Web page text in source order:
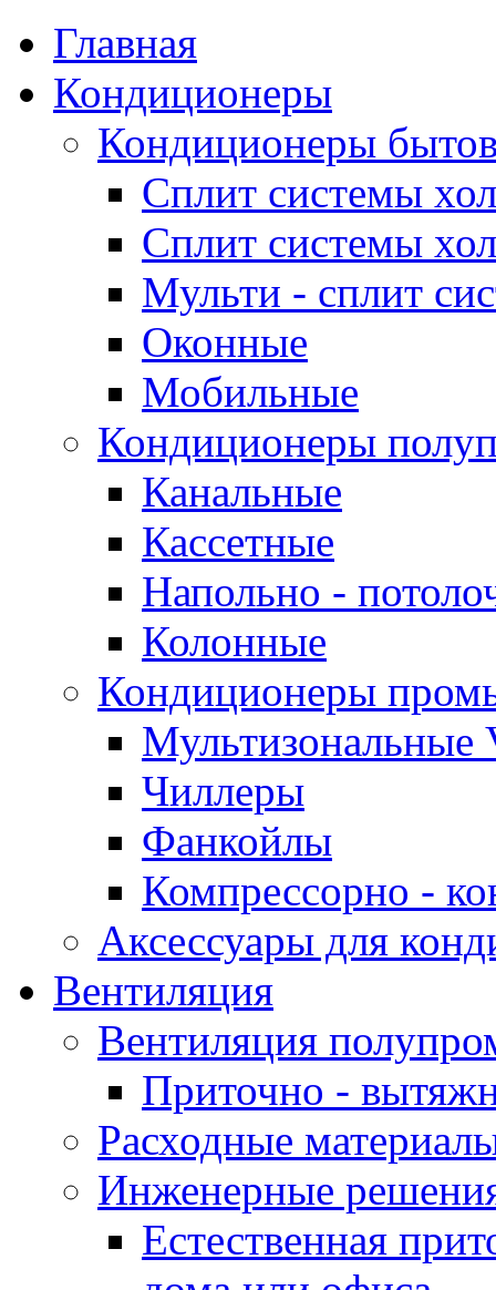
Главная
Кондиционеры
Кондиционеры
Сплит системы
Сплит системы
Мульти - сплит
Оконные
Мобильные
Кондиционеры
Канальные
Кассетные
Напольно -
Колонные
Кондиционеры
Мультизональные
Чиллеры
Фанкойлы
Компрессорно -
Аксессуары для
Вентиляция
Вентиляция
Приточно -
Расходные
Инженерные
Естественная